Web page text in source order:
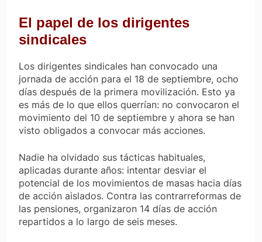
El papel de los dirigentes
sindicales
Los dirigentes sindicales han convocado una
jornada de acción para el 18 de septiembre, ocho
días después de la primera movilización. Esto ya
es más de lo que ellos querrían: no convocaron el
movimiento del 10 de septiembre y ahora se han
visto obligados a convocar más acciones.
Nadie ha olvidado sus tácticas habituales,
aplicadas durante años: intentar desviar el
potencial de los movimientos de masas hacia días
de acción aislados. Contra las contrarreformas de
las pensiones, organizaron 14 días de acción
repartidos a lo largo de seis meses.